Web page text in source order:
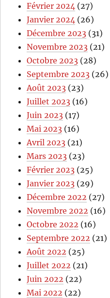
Février 2024 (27)
Janvier 2024 (26)
Décembre 2023 (31)
Novembre 2023 (21)
Octobre 2023 (28)
Septembre 2023 (26)
Août 2023 (23)
Juillet 2023 (16)
Juin 2023 (17)
Mai 2023 (16)
Avril 2023 (21)
Mars 2023 (23)
Février 2023 (25)
Janvier 2023 (29)
Décembre 2022 (27)
Novembre 2022 (16)
Octobre 2022 (16)
Septembre 2022 (21)
Août 2022 (25)
Juillet 2022 (21)
Juin 2022 (22)
Mai 2022 (22)